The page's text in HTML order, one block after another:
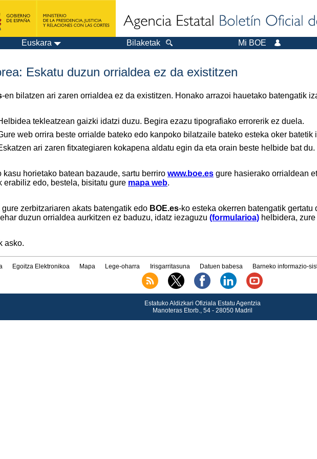
Euskara Bilaketak Mi BOE
Eskatu duzun orrialdea ez da existitzen
-en bilatzen ari zaren orrialdea ez da existitzen. Honako arrazoi hauetako batengatik
tekleatzean gaizki idatzi duzu. Begira ezazu tipografiako errorerik ez duela.
web orrira beste orrialde bateko edo kanpoko bilatzaile bateko esteka oker batetik
ari zaren fitxategiaren kokapena aldatu egin da eta orain beste helbide bat du.
kasu horietako batean bazaude, sartu berriro www.boe.es gure hasierako orrialdean
erabiliz edo, bestela, bisitatu gure mapa web.
gure zerbitzariaren akats batengatik edo BOE.es-ko esteka okerren batengatik
duzun orrialdea aurkitzen ez baduzu, idatz iezaguzu (formularioa) helbidera,
asko.
Egoitza Elektronikoa Mapa Lege-oharra Irisgarritasuna Datuen babesa Barneko informazio-
Estatuko Aldizkari Ofiziala Estatu Agentzia
Manoteras Etorb., 54 - 28050 Madril